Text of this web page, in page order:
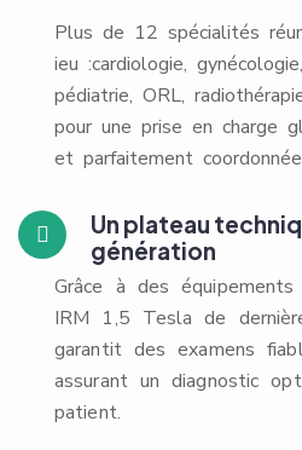
Plus de 12 spécialités
ieu :cardiologie,
pédiatrie, ORL,
pour une prise en charge
et parfaitement
Un plateau
génération
Grâce à des
IRM 1,5 Tesla de
garantit des examens
assurant un diagnostic
patient.